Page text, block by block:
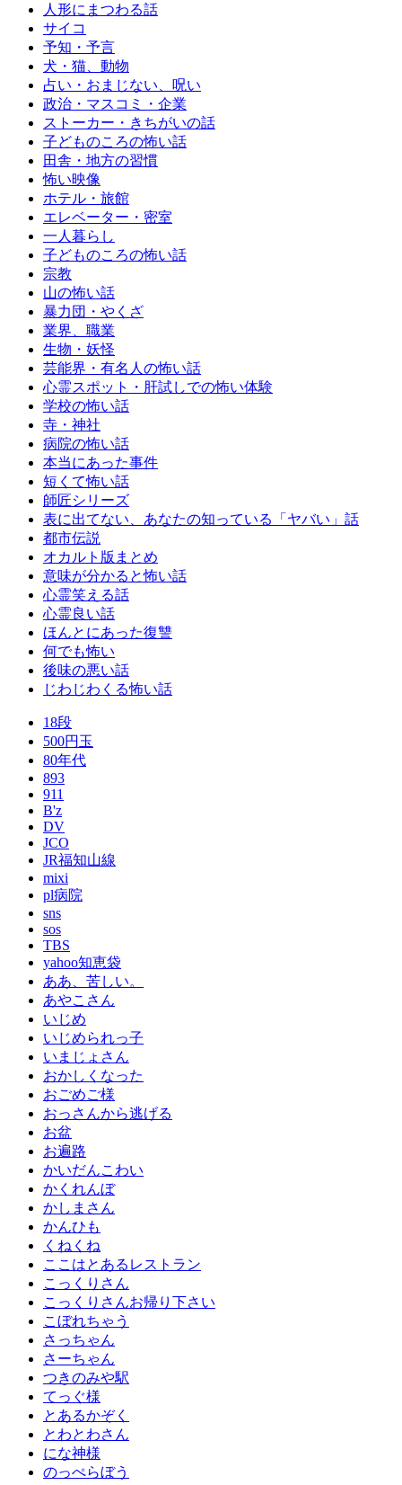
人形にまつわる話
サイコ
予知・予言
犬・猫、動物
占い・おまじない、呪い
政治・マスコミ・企業
ストーカー・きちがいの話
子どものころの怖い話
田舎・地方の習慣
怖い映像
ホテル・旅館
エレベーター・密室
一人暮らし
子どものころの怖い話
宗教
山の怖い話
暴力団・やくざ
業界、職業
生物・妖怪
芸能界・有名人の怖い話
心霊スポット・肝試しでの怖い体験
学校の怖い話
寺・神社
病院の怖い話
本当にあった事件
短くて怖い話
師匠シリーズ
表に出てない、あなたの知っている「ヤバい」話
都市伝説
オカルト版まとめ
意味が分かると怖い話
心霊笑える話
心霊良い話
ほんとにあった復讐
何でも怖い
後味の悪い話
じわじわくる怖い話
18段
500円玉
80年代
893
911
B'z
DV
JCO
JR福知山線
mixi
pl病院
sns
sos
TBS
yahoo知恵袋
ああ、苦しい。
あやこさん
いじめ
いじめられっ子
いまじょさん
おかしくなった
おごめご様
おっさんから逃げる
お盆
お遍路
かいだんこわい
かくれんぼ
かしまさん
かんひも
くねくね
ここはとあるレストラン
こっくりさん
こっくりさんお帰り下さい
こぼれちゃう
さっちゃん
さーちゃん
つきのみや駅
てっぐ様
とあるかぞく
とわとわさん
にな神様
のっぺらぼう